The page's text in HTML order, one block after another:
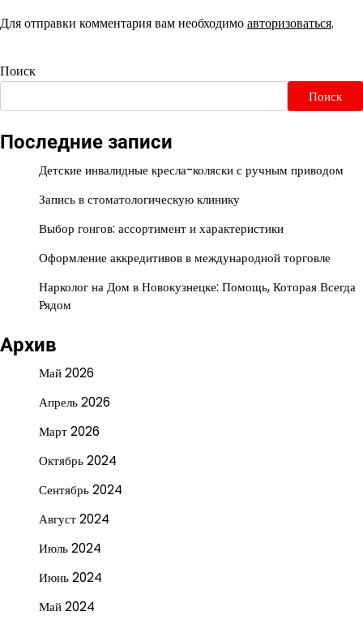
Для отправки комментария вам необходимоавторизоваться.
Поиск
Поиск
Последние записи
Детские инвалидные кресла-коляски с ручным приводом
Запись в стоматологическую клинику
Выбор гонгов: ассортимент и характеристики
Оформление аккредитивов в международной торговле
Нарколог на Дом в Новокузнецке: Помощь, Которая Всегда
Рядом
Архив
Май 2026
Апрель 2026
Март 2026
Октябрь 2024
Сентябрь 2024
Август 2024
Июль 2024
Июнь 2024
Май 2024